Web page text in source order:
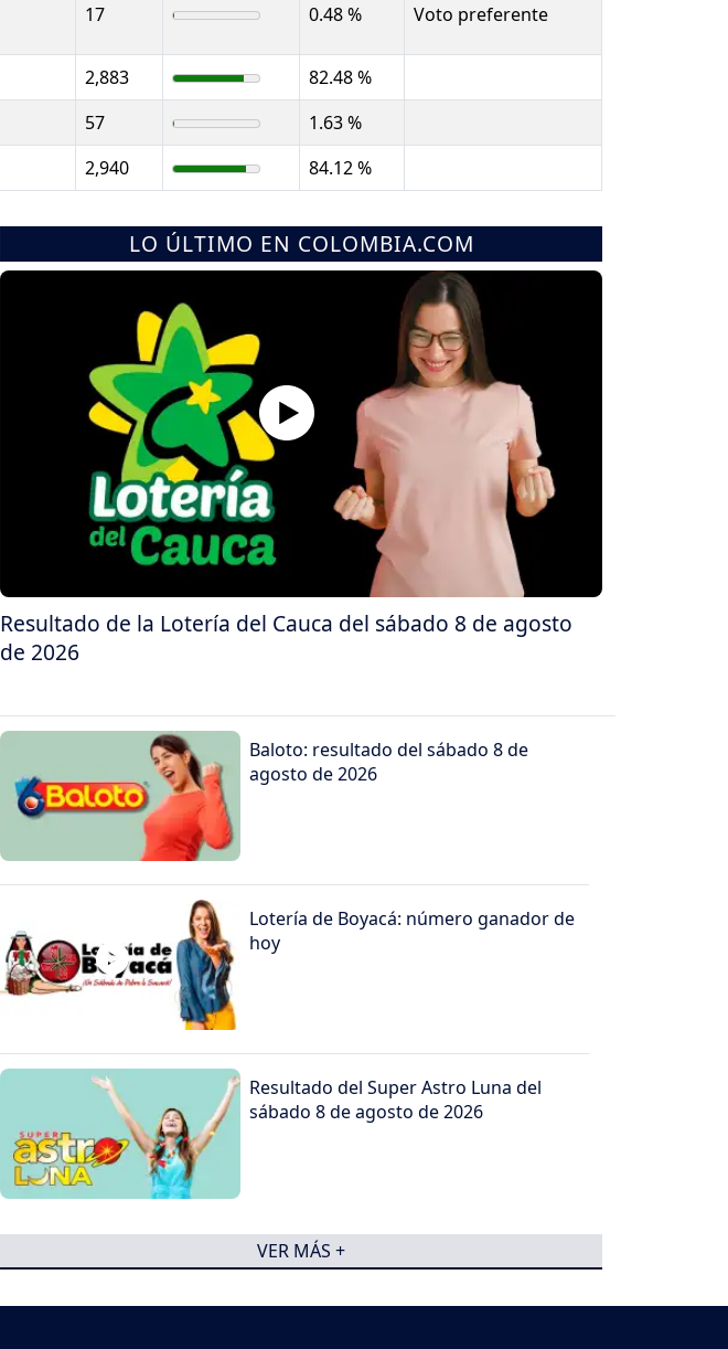
17 0.48 % Voto preferente
2,883
82.48 %
57
1.63 %
2,940 84.12 %
LO ÚLTIMO EN COLOMBIA.COM
Resultado de la Lotería del Cauca del sábado 8 de agosto
de 2026
Baloto: resultado del sábado 8 de
agosto de 2026
Lotería de Boyacá: número ganador de
hoy
Resultado del Super Astro Luna del
sábado 8 de agosto de 2026
VER MÁS +